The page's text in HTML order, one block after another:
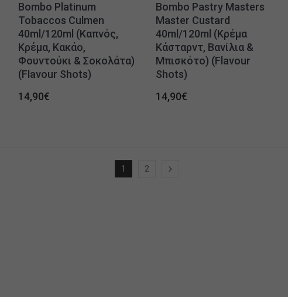
Bombo Platinum
Tobaccos Culmen
40ml/120ml (Καπνός,
Κρέμα, Κακάο,
Φουντούκι & Σοκολάτα)
(Flavour Shots)
14,90€
Bombo Pastry Masters
Master Custard
40ml/120ml (Κρέμα
Κάσταρντ, Βανίλια &
Μπισκότο) (Flavour
Shots)
14,90€
1 2